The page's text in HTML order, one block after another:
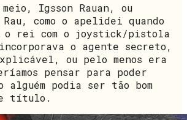
meio, Igsson Rauan, ou
Rau, como o apelidei quando
o rei com o joystick/pistola
o agente secreto,
ou pelo menos era
pensar para poder
alguém podia ser tão bom
título.